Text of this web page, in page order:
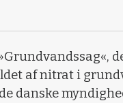
af nitrat i
danske